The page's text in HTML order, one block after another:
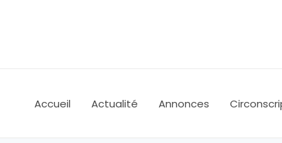
Accueil Actualité Annonces